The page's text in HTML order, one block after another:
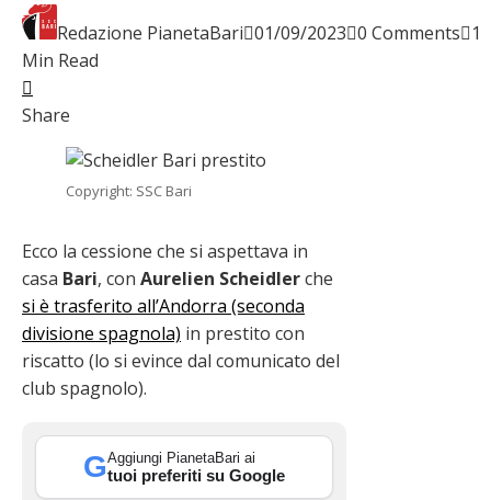
Redazione PianetaBari 01/09/2023 0 Comments 1
Min Read
Facebook
Twitter
LinkedIn
Pinterest
Share
Copyright: SSC Bari
Ecco la cessione che si aspettava in
casa Bari, con Aurelien Scheidlerche
si è trasferito all’Andorra (seconda
divisione spagnola) in prestito con
riscatto (lo si evince dal comunicato del
club spagnolo).
GAggiungi PianetaBari ai
tuoi preferiti su Google